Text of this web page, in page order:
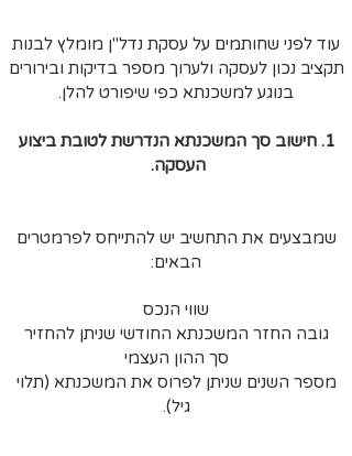
עוד לפני שחותמים על עסקת נדל"ן מומלץ לבנות
תקציב נכון לעסקה ולערוך מספר בדיקות ובירורים
בנוגע למשכנתא כפי שיפורט להלן.
1. חישוב סך המשכנתא הנדרשת לטובת ביצוע
העסקה.
שמבצעים את התחשיב יש להתייחס לפרמטרים
הבאים:
שווי הנכס
גובה החזר המשכנתא החודשי שניתן להחזיר
סך ההון העצמי
מספר השנים שניתן לפרוס את המשכנתא (תלוי
גיל).